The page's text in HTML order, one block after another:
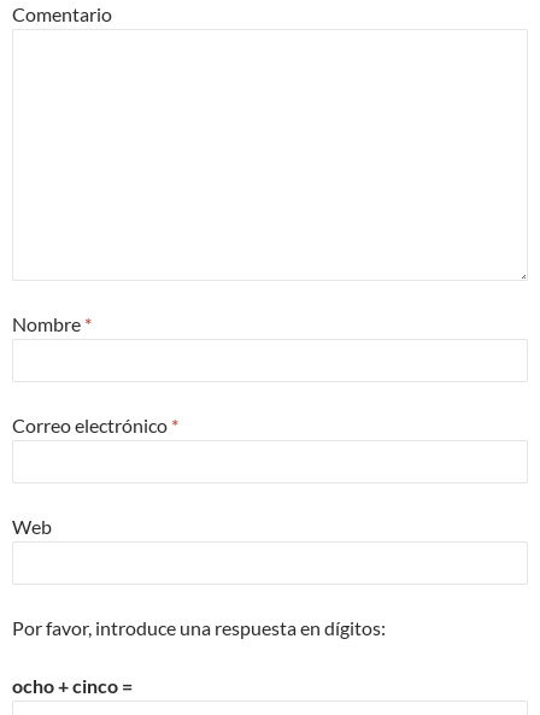
Comentario
Nombre *
Correo electrónico *
Web
Por favor, introduce una respuesta en dígitos:
ocho + cinco =